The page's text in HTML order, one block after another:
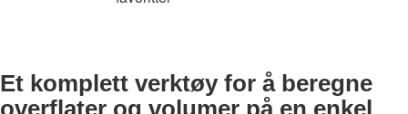
Et komplett verktøy for å beregne
overflater og volumer på en enkel